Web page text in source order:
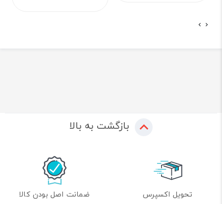
بازگشت به بالا
تحویل اکسپرس ضمانت اصل بودن کالا